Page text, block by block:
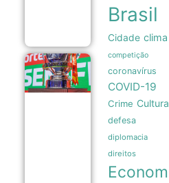
dos ventos
Brasil
pode
atingir
marca
histórica
com
quartas
de final
composta
apenas
Brasil
Cidade clima
competição
coronavírus
COVID-19
Crime Cultura
defesa
diplomacia
direitos